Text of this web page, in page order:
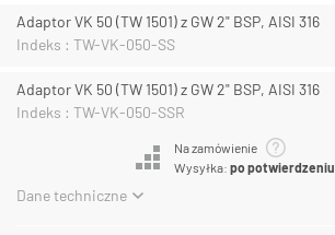
Adaptor VK 50 (TW 1501) z GW 2" BSP, AISI 316
Indeks : TW-VK-050-SS
Adaptor VK 50 (TW 1501) z GW 2" BSP, AISI 316
Indeks : TW-VK-050-SSR
Na zamówienie
Wysyłka: po potwierdzeniu
Dane techniczne